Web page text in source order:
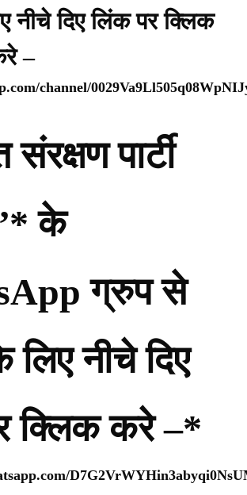
नीचे दिए लिंक पर क्लिक
–
channel/
पार्टी
के
ग्रुप से
नीचे दिए
क्लिक करे –*